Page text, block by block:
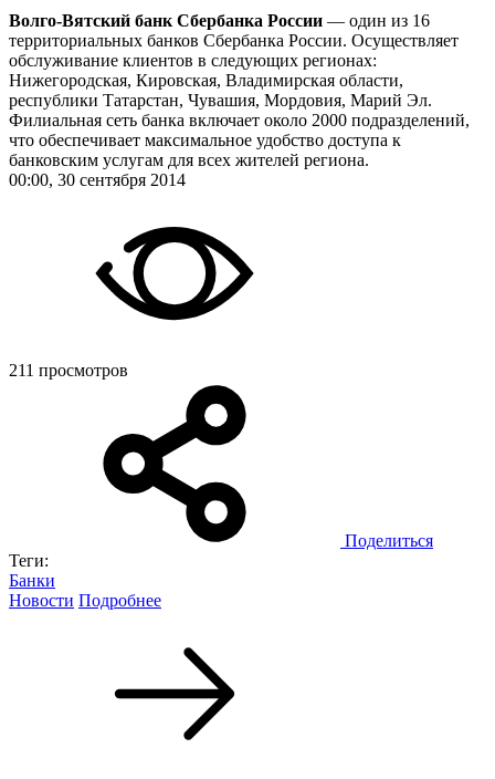
Волго-Вятский банк Сбербанка России — один из 16
территориальных банков Сбербанка России. Осуществляет
обслуживание клиентов в следующих регионах:
Нижегородская, Кировская, Владимирская области,
республики Татарстан, Чувашия, Мордовия, Марий Эл.
Филиальная сеть банка включает около 2000 подразделений,
что обеспечивает максимальное удобство доступа к
банковским услугам для всех жителей региона.
00:00, 30 сентября 2014
211 просмотров
Поделиться
Теги:
Банки
Новости Подробнее